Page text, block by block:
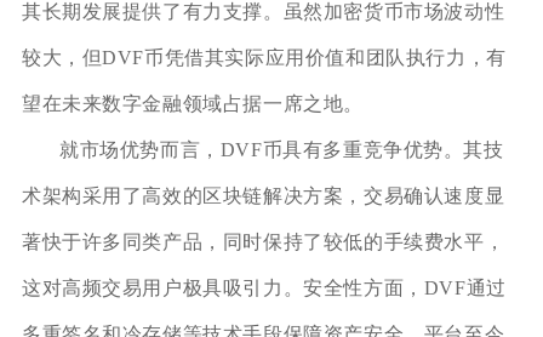
其长期发展提供了有力支撑。虽然加密货币市场波动性
较大，但DVF币凭借其实际应用价值和团队执行力，有
望在未来数字金融领域占据一席之地。
就市场优势而言，DVF币具有多重竞争优势。其技
术架构采用了高效的区块链解决方案，交易确认速度显
著快于许多同类产品，同时保持了较低的手续费水平，
这对高频交易用户极具吸引力。安全性方面，DVF通过